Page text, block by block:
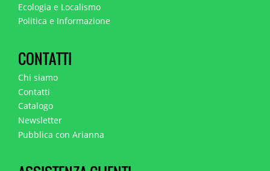
Ecologia e Localismo
Politica e Informazione
CONTATTI
Chi siamo
Contatti
Catalogo
Newsletter
Pubblica con Arianna